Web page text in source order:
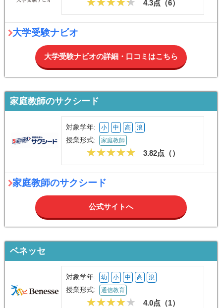
大学受験ナビオ
大学受験ナビオの詳細・口コミはこちら
家庭教師のサクシード
対象学年: 小 中 高 浪
授業形式: 家庭教師
家庭教師のサクシード
公式サイトへ
ベネッセ
対象学年: 幼 小 中 高 浪
授業形式: 通信教育